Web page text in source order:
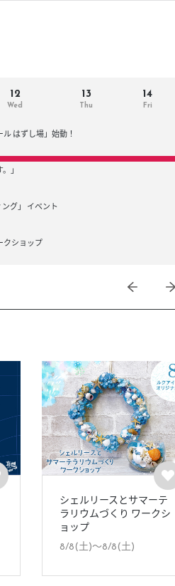
12
Wed
13
Thu
14
Fri
はずし場」始動！
」
グ」 イベント
クショップ
シェルリースとサマーテ
ラリウムづくり ワークシ
ョップ
8/8(土)〜8/8(土)